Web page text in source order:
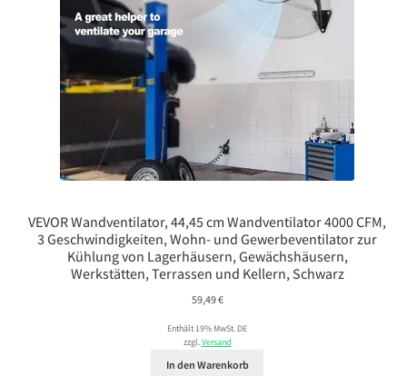
VEVOR Wandventilator, 44,45 cm Wandventilator 4000 CFM,
3 Geschwindigkeiten, Wohn- und Gewerbeventilator zur
Kühlung von Lagerhäusern, Gewächshäusern,
Werkstätten, Terrassen und Kellern, Schwarz
59,49€
Enthält 19% MwSt. DE
zzgl.Versand
In den Warenkorb